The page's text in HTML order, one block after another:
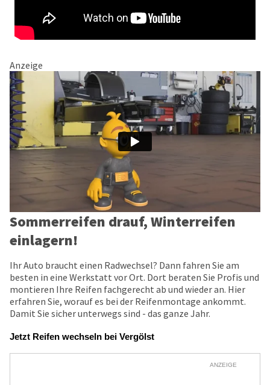
Anzeige
Sommerreifen drauf, Winterreifen
einlagern!
Ihr Auto braucht einen Radwechsel? Dann fahren Sie am
besten in eine Werkstatt vor Ort. Dort beraten Sie Profis und
montieren Ihre Reifen fachgerecht ab und wieder an. Hier
erfahren Sie, worauf es bei der Reifenmontage ankommt.
Damit Sie sicher unterwegs sind - das ganze Jahr.
Jetzt Reifen wechseln bei Vergölst
ANZEIGE